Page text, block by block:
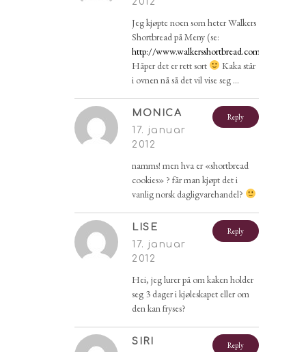
Jeg kjøpte noen som heter Walkers
Shortbread på Meny (se:
http://www.walkersshortbread.com/
Håper det er rett sort
Kaka står
i ovnen nå så det vil vise seg …
Reply
MONICA
17. januar
2012
namms! men hva er «shortbread
cookies» ? får man kjøpt det i
vanlig norsk dagligvarehandel?
Reply
LISE
17. januar
2012
Hei, jeg lurer på om kaken holder
seg 3 dager i kjøleskapet eller om
den kan fryses?
Reply
SIRI